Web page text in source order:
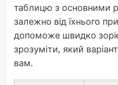
таблицю з основними
залежно від їхнього
допоможе швидко
зрозуміти, який
вам.